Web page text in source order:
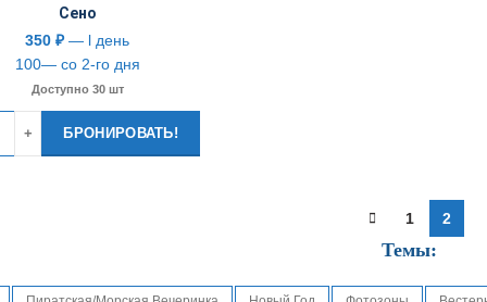
Сено
350₽— l день
100— со 2-го дня
Доступно 30 шт
БРОНИРОВАТЬ!
1 2
Темы: